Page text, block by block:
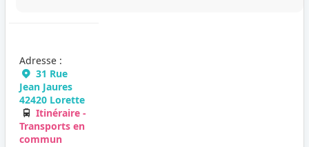
Adresse :
31 Rue
Jean Jaures
42420 Lorette
Itinéraire -
Transports en
commun